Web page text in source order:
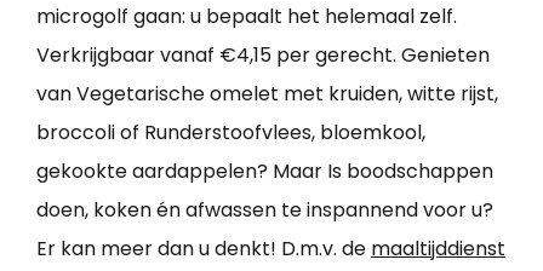
microgolf gaan: u bepaalt het helemaal zelf.
Verkrijgbaar vanaf €4,15 per gerecht. Genieten
van Vegetarische omelet met kruiden, witte rijst,
broccoli of Runderstoofvlees, bloemkool,
gekookte aardappelen? Maar Is boodschappen
doen, koken én afwassen te inspannend voor u?
Er kan meer dan u denkt! D.m.v. de maaltijddienst